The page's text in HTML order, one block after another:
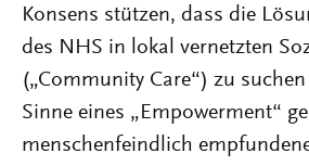
Konsens stützen, dass die
des NHS in lokal vernetzten
(„Community Care“) zu
Sinne eines „Empowerment“
menschenfeindlich